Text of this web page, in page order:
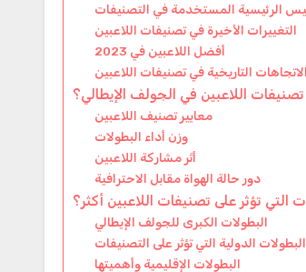
الرئيسية المستخدمة في التصنيفات
التغييرات الأخيرة في تصنيفات اللاعبين
أفضل اللاعبين في 2023
الاتجاهات التاريخية في تصنيفات اللاعبين
اللاعبين في الجولف الإيطالي؟
معايير تصنيف اللاعبين
وزن أداء البطولات
أثر مشاركة اللاعبين
دور حالة الهواة مقابل الاحترافية
التي تؤثر على تصنيفات اللاعبين أكثر؟
البطولات الكبرى للجولف الإيطالي
البطولات الدولية التي تؤثر على التصنيفات
البطولات الإقليمية وأهميتها